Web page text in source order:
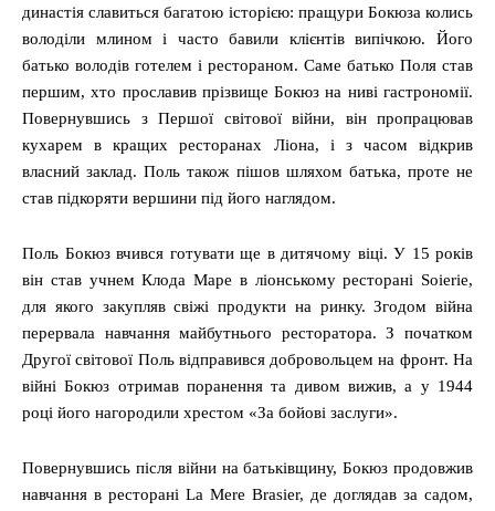
династія славиться багатою історією: пращури Бокюза колись
володіли млином і часто бавили клієнтів випічкою. Його
батько володів готелем і рестораном. Саме батько Поля став
першим, хто прославив прізвище Бокюз на ниві гастрономії.
Повернувшись з Першої світової війни, він пропрацював
кухарем в кращих ресторанах Ліона, і з часом відкрив
власний заклад. Поль також пішов шляхом батька, проте не
став підкоряти вершини під його наглядом.
Поль Бокюз вчився готувати ще в дитячому віці. У 15 років
він став учнем Клода Маре в ліонському ресторані Soierie,
для якого закупляв свіжі продукти на ринку. Згодом війна
перервала навчання майбутнього ресторатора. З початком
Другої світової Поль відправився добровольцем на фронт. На
війні Бокюз отримав поранення та дивом вижив, а у 1944
році його нагородили хрестом «За бойові заслуги».
Повернувшись після війни на батьківщину, Бокюз продовжив
навчання в ресторані La Mere Brasier, де доглядав за садом,